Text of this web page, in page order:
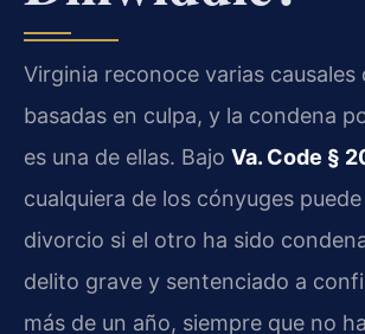
Virginia reconoce varias causales
basadas en culpa, y la condena
es una de ellas. Bajo Va. Code §
cualquiera de los cónyuges
divorcio si el otro ha sido
delito grave y sentenciado a
más de un año, siempre que no